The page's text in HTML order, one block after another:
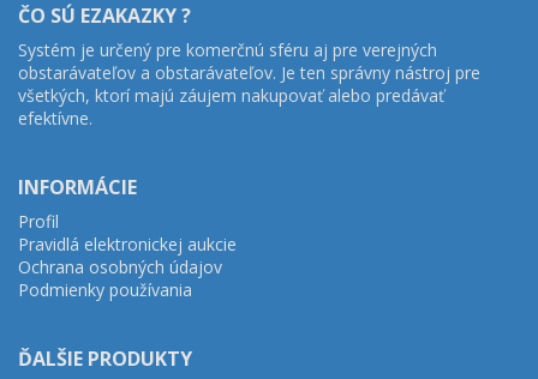
ČO SÚ EZAKAZKY ?
Systém je určený pre komerčnú sféru aj pre verejných
obstarávateľov a obstarávateľov. Je ten správny nástroj pre
všetkých, ktorí majú záujem nakupovať alebo predávať
efektívne.
INFORMÁCIE
Profil
Pravidlá elektronickej aukcie
Ochrana osobných údajov
Podmienky používania
ĎALŠIE PRODUKTY